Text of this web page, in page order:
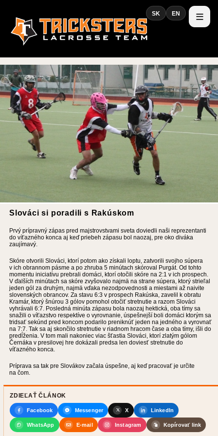
Slováci si poradili s Rakúskom
Prvý prípravný zápas pred majstrovstvami sveta doviedli naši reprezentanti
do víťazného konca aj keď priebeh zápasu bol naozaj, pre oko diváka
zaujímavý.
Skóre otvorili Slováci, ktorí potom ako získali loptu, zatvorili svojho súpera
v ich obrannom pásme a po zhruba 5 minútach skóroval Purgát. Od tohto
momentu iniciatívu prebrali domáci, ktorí otočili skóre na 2:1 v ich prospech.
V ďalších minútach sa skóre zvyšovalo najmä na strane súpera, ktorý strieľal
jeden gól za druhým, najmä vďaka nezodpovednosti a miestami až naivite
slovenských obrancov. Za stavu 6:3 v prospech Rakúska, zavelil k obratu
Kramár, ktorý šnúrou 3 gólov pomohol otočiť stretnutie a razom Slováci
vyhrávali 6:7. Posledná minúta zápasu bola naozaj hektická, oba tímy sa
snažili o víťazstvo respektíve o vyrovnanie, úspešnejší boli domáci ktorým sa
tridsať sekúnd pred koncom podarilo preniknúť jeden na jedného a vyrovnať
na 7:7. Tak sa aj skončilo stretnutie v riadnom hracom čase a oba tímy, išli do
predĺženia. V tom mali nakoniec viac šťastia Slováci, ktorí zlatým gólom
Černáka v presilovej hre dokázali predsa len doviesť stretnutie do
víťazného konca.
Príprava sa tak pre Slovákov začala úspešne, aj keď pracovať je určite
na čom.
ZDIEĽAŤ ČLÁNOK
Facebook Messenger X LinkedIn
WhatsApp E-mail Instagram Kopírovať link
SK EN